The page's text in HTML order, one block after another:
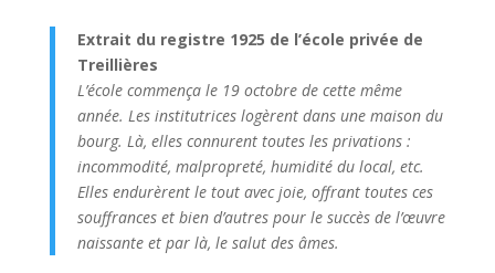
Extrait du registre 1925 de l’école privée de
Treillières
L’école commença le 19 octobre de cette même
année. Les institutrices logèrent dans une maison du
bourg. Là, elles connurent toutes les privations :
incommodité, malpropreté, humidité du local, etc.
Elles endurèrent le tout avec joie, offrant toutes ces
souffrances et bien d’autres pour le succès de l’œuvre
naissante et par là, le salut des âmes.